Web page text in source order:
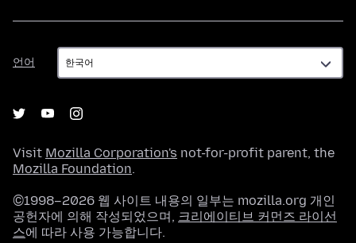
언어
언
어
Visit Mozilla Corporation's not-for-profit parent, the
Mozilla Foundation.
©1998–2026 웹 사이트 내용의 일부는 mozilla.org 개인
공헌자에 의해 작성되었으며, 크리에이티브 커먼즈 라이선
스에 따라 사용 가능합니다.